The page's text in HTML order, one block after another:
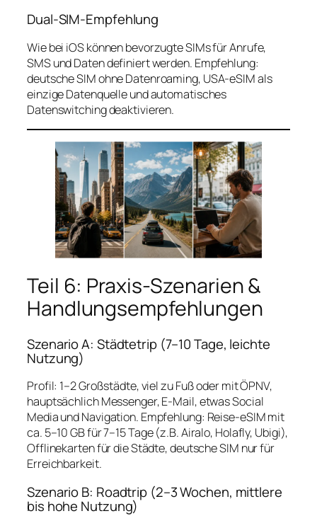
Dual-SIM-Empfehlung
Wie bei iOS können bevorzugte SIMs für Anrufe,
SMS und Daten definiert werden. Empfehlung:
deutsche SIM ohne Datenroaming, USA‑eSIM als
einzige Datenquelle und automatisches
Datenswitching deaktivieren.
Teil 6: Praxis-Szenarien &
Handlungsempfehlungen
Szenario A: Städtetrip (7–10 Tage, leichte
Nutzung)
Profil: 1–2 Großstädte, viel zu Fuß oder mit ÖPNV,
hauptsächlich Messenger, E‑Mail, etwas Social
Media und Navigation. Empfehlung: Reise‑eSIM mit
ca. 5–10 GB für 7–15 Tage (z.B. Airalo, Holafly, Ubigi),
Offlinekarten für die Städte, deutsche SIM nur für
Erreichbarkeit.
Szenario B: Roadtrip (2–3 Wochen, mittlere
bis hohe Nutzung)